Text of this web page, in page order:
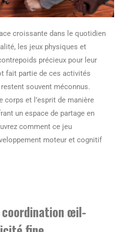
croissante dans le quotidien
les jeux physiques et
précieux pour leur
fait partie de ces activités
souvent méconnus.
et l’esprit de manière
un espace de partage en
comment ce jeu
moteur et cognitif
œil-